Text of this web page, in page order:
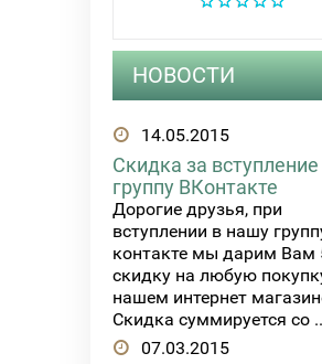
НОВОСТИ
14.05.2015
Скидка за вступление
группу ВКонтакте
Дорогие друзья, при
вступлении в нашу
контакте мы дарим Вам
скидку на любую
нашем интернет
Скидка суммируется со
07.03.2015